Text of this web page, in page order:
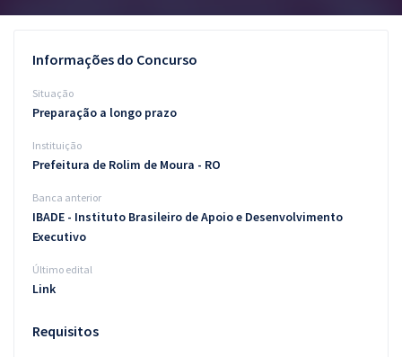
Conteúdo gratuito
Blog
Atendimento
Informações do Concurso
Situação
Preparação a longo prazo
Instituição
Prefeitura de Rolim de Moura - RO
Banca anterior
IBADE - Instituto Brasileiro de Apoio e Desenvolvimento
Executivo
Último edital
Link
Requisitos